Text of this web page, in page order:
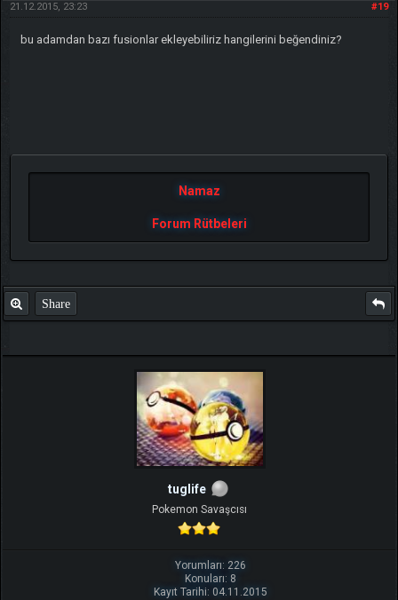
#19
21.12.2015, 23:23
bu adamdan bazı fusionlar ekleyebiliriz hangilerini beğendiniz?
Namaz
Forum Rütbeleri
Share
tuglife
Pokemon Savaşcısı
Yorumları: 226
Konuları: 8
Kayıt Tarihi: 04.11.2015